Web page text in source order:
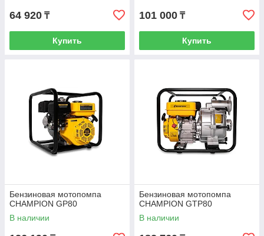
64 920 ₸
Купить
101 000 ₸
Купить
Бензиновая мотопомпа
CHAMPION GP80
В наличии
Бензиновая мотопомпа
CHAMPION GTP80
В наличии